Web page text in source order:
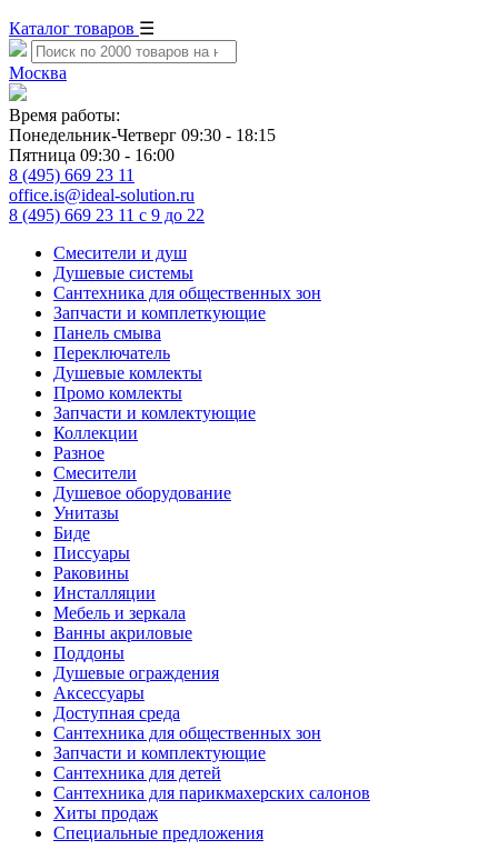
Каталог товаров ☰
Москва
Время работы:
Понедельник-Четверг 09:30 - 18:15
Пятница 09:30 - 16:00
8 (495) 669 23 11
office.is@ideal-solution.ru
8 (495) 669 23 11 с 9 до 22
Смесители и душ
Душевые системы
Сантехника для общественных зон
Запчасти и комплеткующие
Панель смыва
Переключатель
Душевые комлекты
Промо комлекты
Запчасти и комлектующие
Коллекции
Разное
Смесители
Душевое оборудование
Унитазы
Биде
Писсуары
Раковины
Инсталляции
Мебель и зеркала
Ванны акриловые
Поддоны
Душевые ограждения
Аксессуары
Доступная среда
Cантехника для общественных зон
Запчасти и комплектующие
Сантехника для детей
Сантехника для парикмахерских салонов
Хиты продаж
Специальные предложения